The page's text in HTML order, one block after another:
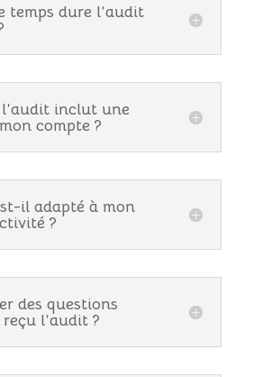
temps dure l’audit
inclut une
compte ?
il adapté à mon
?
des questions
l’audit ?